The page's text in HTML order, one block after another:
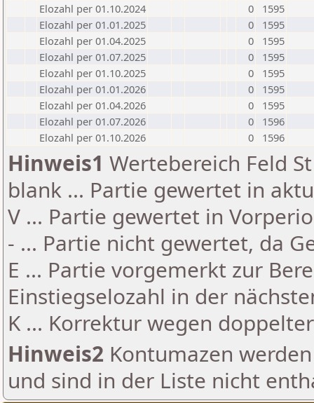
Elozahl per 01.10.2024
0
1595
Elozahl per 01.01.2025
0
1595
Elozahl per 01.04.2025
0
1595
Elozahl per 01.07.2025
0
1595
Elozahl per 01.10.2025
0
1595
Elozahl per 01.01.2026
0
1595
Elozahl per 01.04.2026
0
1595
Elozahl per 01.07.2026
0
1596
Elozahl per 01.10.2026
0 1596
Hinweis1 Wertebereich Feld
blank ... Partie gewertet in
V ... Partie gewertet in
- ... Partie nicht gewertet, da
E ... Partie vorgemerkt zur
Einstiegselozahl in der
K ... Korrektur wegen
Hinweis2 Kontumazen
und sind in der Liste nicht